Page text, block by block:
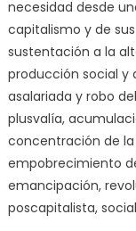
necesidad desde
capitalismo y de
sustentación a la
producción social y
asalariada y robo
plusvalía,
concentración de
empobrecimiento
emancipación,
poscapitalista,